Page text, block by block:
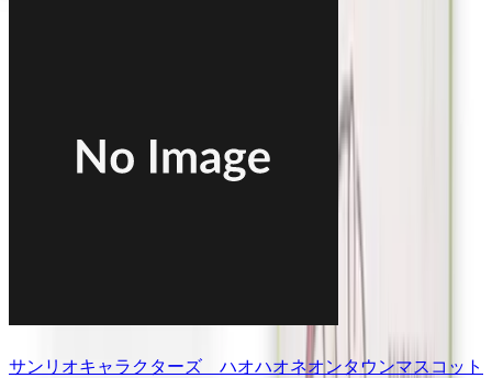
サンリオキャラクターズ ハオハオネオンタウンマスコット